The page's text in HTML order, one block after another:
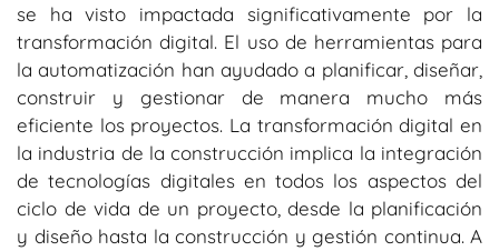
se ha visto impactada significativamente por la
transformación digital. El uso de herramientas para
la automatización han ayudado a planificar, diseñar,
construir y gestionar de manera mucho más
eficiente los proyectos. La transformación digital en
la industria de la construcción implica la integración
de tecnologías digitales en todos los aspectos del
ciclo de vida de un proyecto, desde la planificación
y diseño hasta la construcción y gestión continua. A